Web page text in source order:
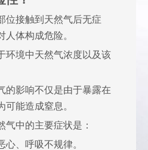
位接触到天然气后无症
体构成危险。
环境中天然气浓度以及该
的影响不仅是由于暴露在
可能造成窒息。
气中的主要症状是：
心、呼吸不规律。